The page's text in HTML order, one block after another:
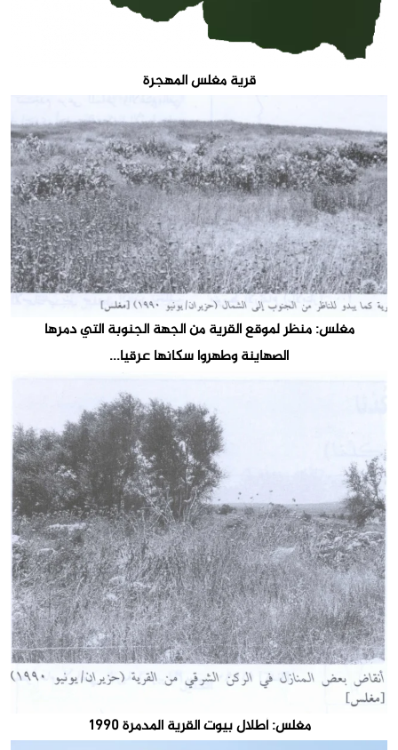
قرية مغلس المهجرة
مغلس: منظر لموقع القرية من الجهة الجنوبة التي دمرها
الصهاينة وطهروا سكانها عرقيا...
مغلس: أطلال بيوت القرية المدمرة 1990